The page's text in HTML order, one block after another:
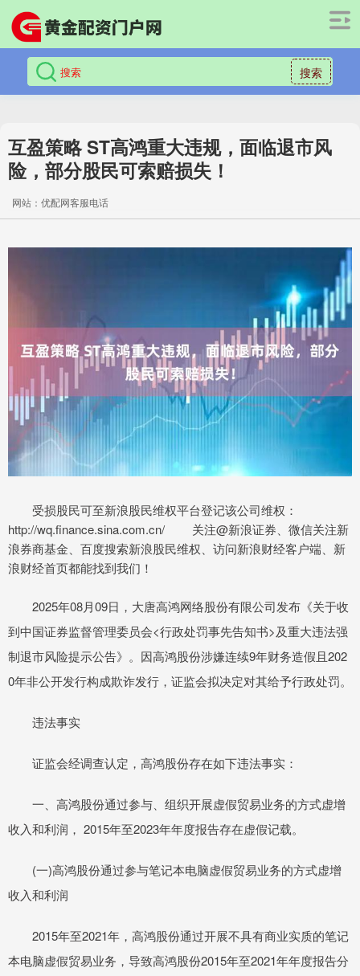
搜索
互盈策略 ST高鸿重大违规，面临退市风
险，部分股民可索赔损失！
网站：优配网客服电话
受损股民可至新浪股民维权平台登记该公司维权：
http://wq.finance.sina.com.cn/ 关注@新浪证券、微信关注新
浪券商基金、百度搜索新浪股民维权、访问新浪财经客户端、新
浪财经首页都能找到我们！
2025年08月09日，大唐高鸿网络股份有限公司发布《关于收
到中国证券监督管理委员会<行政处罚事先告知书>及重大违法强
制退市风险提示公告》。因高鸿股份涉嫌连续9年财务造假且202
0年非公开发行构成欺诈发行，证监会拟决定对其给予行政处罚。
违法事实
证监会经调查认定，高鸿股份存在如下违法事实：
一、高鸿股份通过参与、组织开展虚假贸易业务的方式虚增
收入和利润， 2015年至2023年年度报告存在虚假记载。
(一)高鸿股份通过参与笔记本电脑虚假贸易业务的方式虚增
收入和利润
2015年至2021年，高鸿股份通过开展不具有商业实质的笔记
本电脑虚假贸易业务，导致高鸿股份2015年至2021年年度报告分